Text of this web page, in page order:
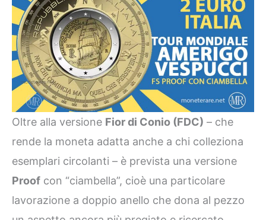
Oltre alla versione Fior di Conio (FDC) – che
rende la moneta adatta anche a chi colleziona
esemplari circolanti – è prevista una versione
Proof con “ciambella”, cioè una particolare
lavorazione a doppio anello che dona al pezzo